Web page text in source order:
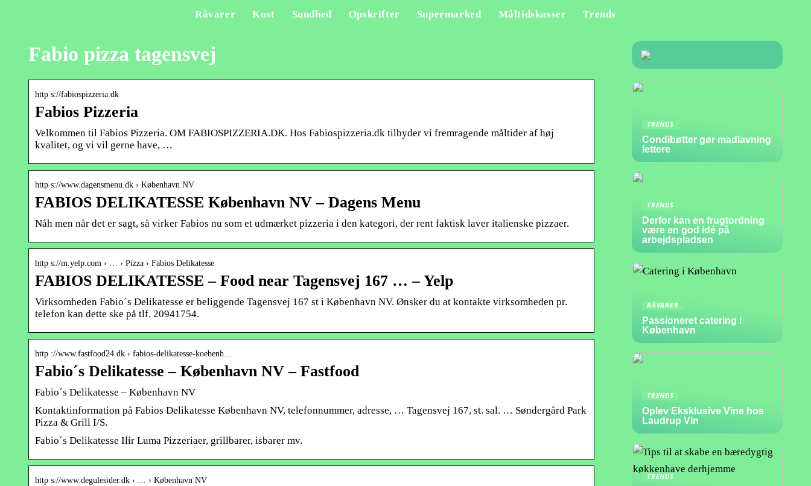
Råvarer Kost Sundhed Opskrifter Supermarked Måltidskasser Trends
Fabio pizza tagensvej
http s://fabiospizzeria.dk
Fabios Pizzeria
Velkommen til Fabios Pizzeria. OM FABIOSPIZZERIA.DK. Hos Fabiospizzeria.dk tilbyder vi fremragende måltider af høj
kvalitet, og vi vil gerne have, …
http s://www.dagensmenu.dk › København NV
FABIOS DELIKATESSE København NV – Dagens Menu
Nåh men når det er sagt, så virker Fabios nu som et udmærket pizzeria i den kategori, der rent faktisk laver italienske pizzaer.
http s://m.yelp.com › … › Pizza › Fabios Delikatesse
FABIOS DELIKATESSE – Food near Tagensvej 167 … – Yelp
Virksomheden Fabio´s Delikatesse er beliggende Tagensvej 167 st i København NV. Ønsker du at kontakte virksomheden pr.
telefon kan dette ske på tlf. 20941754.
http ://www.fastfood24.dk › fabios-delikatesse-koebenh…
Fabio´s Delikatesse – København NV – Fastfood
Fabio´s Delikatesse – København NV
Kontaktinformation på Fabios Delikatesse København NV, telefonnummer, adresse, … Tagensvej 167, st. sal. … Søndergård Park
Pizza & Grill I/S.
Fabio´s Delikatesse Ilir Luma Pizzeriaer, grillbarer, isbarer mv.
http s://www.degulesider.dk › … › København NV
TRENDS
Condibøtter gør madlavning
lettere
TRENDS
Derfor kan en frugtordning
være en god idé på
arbejdspladsen
RÅVARER
Passioneret catering i
København
TRENDS
Oplev Eksklusive Vine hos
Laudrup Vin
TRENDS